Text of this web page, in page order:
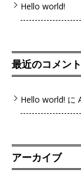
Hello world!
最近のコメント
Hello world! に
アーカイブ